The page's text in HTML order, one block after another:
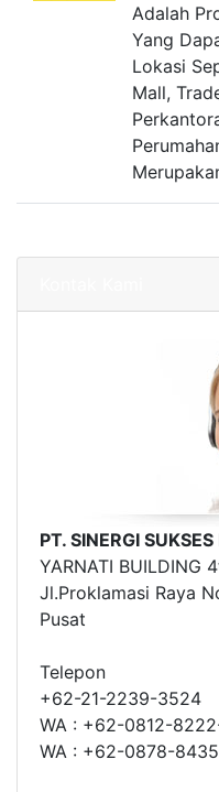
Adalah
Yang
Lokasi
Mall,
PT. SINERGI
YARNATI BUILDING
Jl.Proklamasi Raya
Pusat
Telepon
+62-21-2239-3524
WA : +62-0812-
WA : +62-0878-